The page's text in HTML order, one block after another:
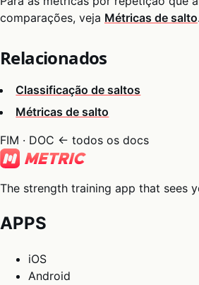
comparações, veja Métricas de salto.
Relacionados
Classificação de saltos
Métricas de salto
FIM · DOC ← todos os docs
The strength training app that sees
APPS
iOS
Android